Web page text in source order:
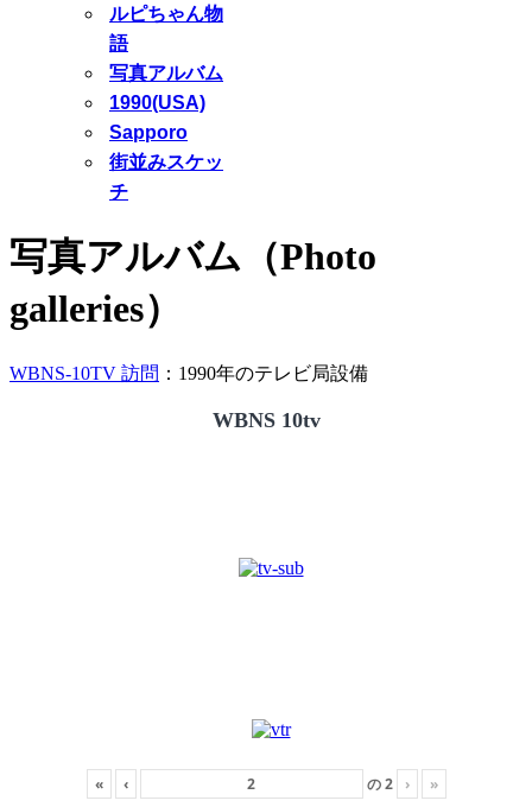
ルピちゃん物
語
写真アルバム
1990(USA)
Sapporo
街並みスケッ
チ
写真アルバム（Photo
galleries）
WBNS-10TV 訪問 ：1990年のテレビ局設備
WBNS 10tv
« ‹ の2 › »